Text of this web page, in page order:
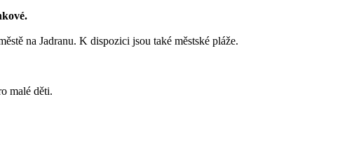
na Jadranu. K dispozici jsou také městské pláže.
malé děti.